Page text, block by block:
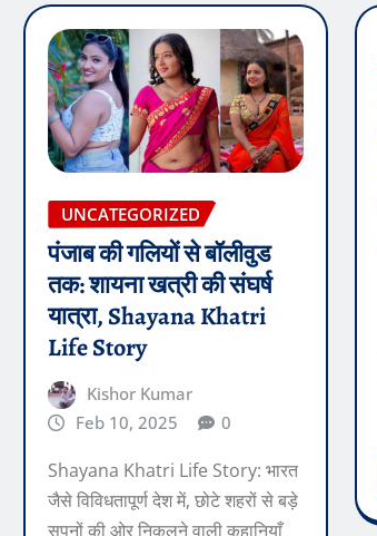
UNCATEGORIZED
पंजाब की गलियों से बॉलीवुड
तक: शायना खत्री की संघर्ष
यात्रा, Shayana Khatri
Life Story
Kishor Kumar
Feb 10, 2025
0
Shayana Khatri Life Story: भारत
जैसे विविधतापूर्ण देश में, छोटे शहरों से बड़े
सपनों की ओर निकलने वाली कहानियाँ